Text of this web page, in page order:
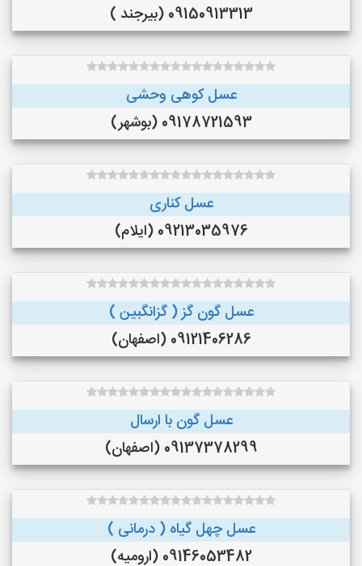
09150913313 (بیرجند )
عسل کوهی وحشی
09178721593 (بوشهر)
عسل کناری
09213035976 (ایلام)
عسل گون گز ( گزانگبین )
09121406286 (اصفهان)
عسل گون با ارسال
09137378299 (اصفهان)
عسل چهل گیاه ( درمانی )
09146053482 (ارومیه)